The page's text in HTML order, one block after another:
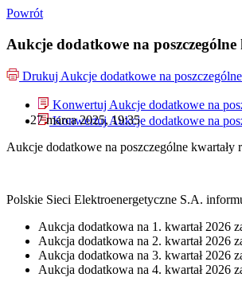
Powrót
Aukcje dodatkowe na
Drukuj Aukcje dodatkowe na
Konwertuj Aukcje dodatkowe na
Konwertuj Aukcje dodatkowe na
27 marca 2025, 19:35
Aukcje dodatkowe na poszczególne kwartały
Polskie Sieci Elektroenergetyczne S.A.
Aukcja dodatkowa na 1. kwartał 2026
Aukcja dodatkowa na 2. kwartał 2026
Aukcja dodatkowa na 3. kwartał 2026
Aukcja dodatkowa na 4. kwartał 2026